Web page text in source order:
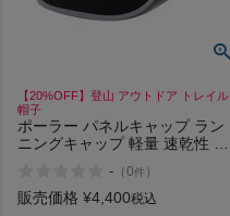
【20%OFF】登山 アウトドア トレイル
帽子
ポーラー パネルキャップ ラン
ニングキャップ 軽量 速乾性 登
POLeR DRY RUN 5P CAP
- （0件 ）
販売価格 ¥4,400税込